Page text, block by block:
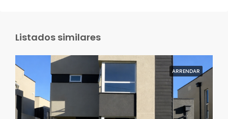
Listados similares
ARRENDAR